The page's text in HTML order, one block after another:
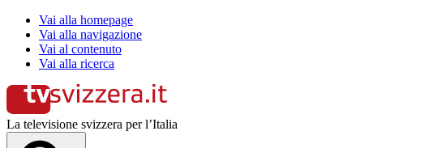
Vai alla homepage
Vai alla navigazione
Vai al contenuto
Vai alla ricerca
La televisione svizzera per l’Italia